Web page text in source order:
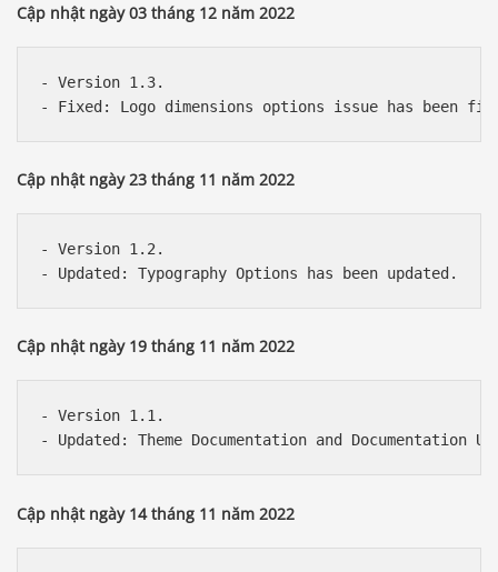
Cập nhật ngày 03 tháng 12 năm 2022
- Version 1.3.
Cập nhật ngày 23 tháng 11 năm 2022
- Version 1.2.
Cập nhật ngày 19 tháng 11 năm 2022
- Version 1.1.
Cập nhật ngày 14 tháng 11 năm 2022